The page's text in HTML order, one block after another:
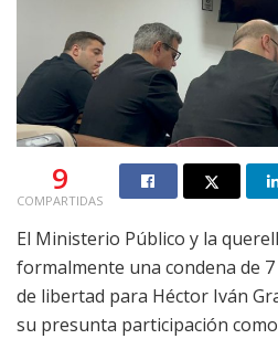
9
COMPARTIDAS
El Ministerio Público y la
formalmente una condena de
de libertad para Héctor Iván
su presunta participación